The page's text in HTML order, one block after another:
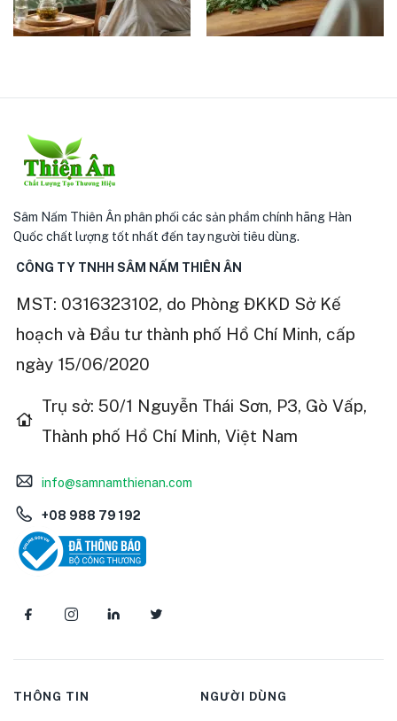
Sâm Nấm Thiên Ân phân phối các sản phẩm chính hãng Hàn
Quốc chất lượng tốt nhất đến tay người tiêu dùng.
CÔNG TY TNHH SÂM NẤM THIÊN ÂN
MST: 0316323102, do Phòng ĐKKD Sở Kế
hoạch và Đầu tư thành phố Hồ Chí Minh, cấp
ngày 15/06/2020
Trụ sở: 50/1 Nguyễn Thái Sơn, P3, Gò Vấp,
Thành phố Hồ Chí Minh, Việt Nam
info@samnamthienan.com
+08 988 79 192
THÔNG TIN NGƯỜI DÙNG